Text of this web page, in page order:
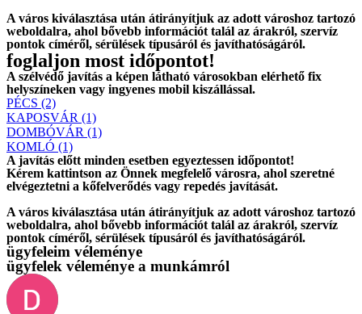
A város kiválasztása után átirányítjuk az adott városhoz tartozó
weboldalra, ahol bővebb információt talál az árakról, szervíz
pontok címéről, sérülések típusáról és javíthatóságáról.
foglaljon most időpontot!
A szélvédő javítás a képen látható városokban elérhető fix
helyszíneken vagy ingyenes mobil kiszállással.
PÉCS (2)
KAPOSVÁR (1)
DOMBÓVÁR (1)
KOMLÓ (1)
A javítás előtt minden esetben egyeztessen időpontot!
Kérem kattintson az Önnek megfelelő városra, ahol szeretné
elvégeztetni a kőfelverődés vagy repedés javítását.
A város kiválasztása után átirányítjuk az adott városhoz tartozó
weboldalra, ahol bővebb információt talál az árakról, szervíz
pontok címéről, sérülések típusáról és javíthatóságáról.
ügyfeleim véleménye
ügyfelek véleménye a munkámról